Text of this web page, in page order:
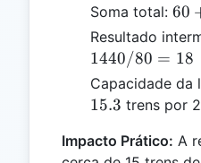
Soma total: 60
+
20
80
60
Resultado
1440/80 = 18
Capacidade da
15.3 trens por
Impacto Prático: A